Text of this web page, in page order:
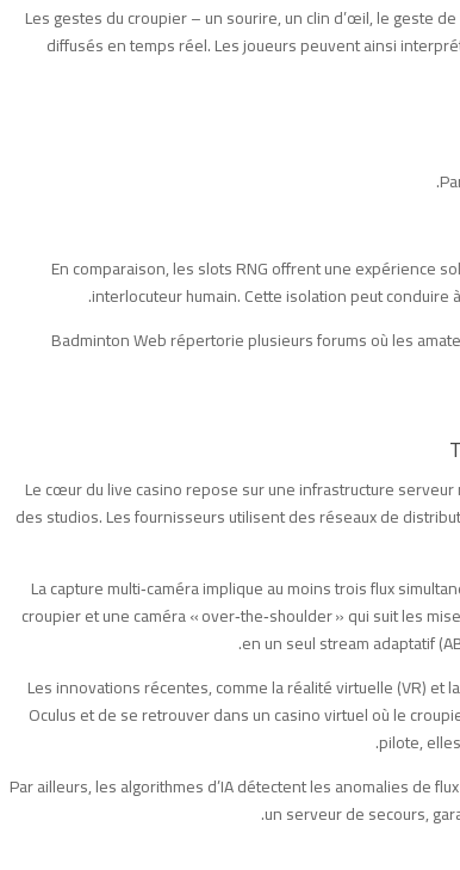
Les gestes du croupier – un sourire, un clin d’œil, le geste
diffusés en temps réel. Les joueurs peuvent ainsi
En comparaison, les slots RNG offrent une expérience
interlocuteur humain. Cette isolation peut
Badminton Web répertorie plusieurs forums où les
Le cœur du live casino repose sur une infrastructure
des studios. Les fournisseurs utilisent des réseaux de
La capture multi‑caméra implique au moins trois flux
croupier et une caméra « over‑the‑shoulder » qui suit les
en un seul stream adaptatif
Les innovations récentes, comme la réalité virtuelle (VR) et
Oculus et de se retrouver dans un casino virtuel où le
pilote,
Par ailleurs, les algorithmes d’IA détectent les anomalies de
un serveur de secours,